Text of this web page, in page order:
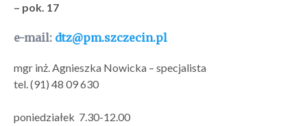
– pok. 17
e-mail: dtz@pm.szczecin.pl
mgr inż. Agnieszka Nowicka – specjalista
tel. (91) 48 09 630
poniedziałek 7.30-12.00